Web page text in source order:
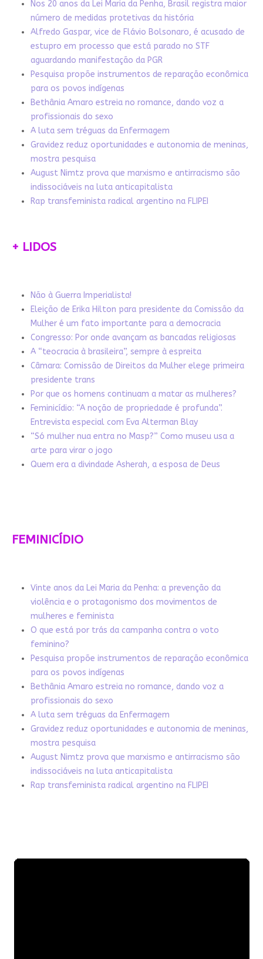
Nos 20 anos da Lei Maria da Penha, Brasil registra maior
número de medidas protetivas da história
Alfredo Gaspar, vice de Flávio Bolsonaro, é acusado de
estupro em processo que está parado no STF
aguardando manifestação da PGR
Pesquisa propõe instrumentos de reparação econômica
para os povos indígenas
Bethânia Amaro estreia no romance, dando voz a
profissionais do sexo
A luta sem tréguas da Enfermagem
Gravidez reduz oportunidades e autonomia de meninas,
mostra pesquisa
August Nimtz prova que marxismo e antirracismo são
indissociáveis na luta anticapitalista
Rap transfeminista radical argentino na FLIPEI
+ LIDOS
Não à Guerra Imperialista!
Eleição de Erika Hilton para presidente da Comissão da
Mulher é um fato importante para a democracia
Congresso: Por onde avançam as bancadas religiosas
A “teocracia à brasileira”, sempre à espreita
Câmara: Comissão de Direitos da Mulher elege primeira
presidente trans
Por que os homens continuam a matar as mulheres?
Feminicídio: “A noção de propriedade é profunda”.
Entrevista especial com Eva Alterman Blay
“Só mulher nua entra no Masp?” Como museu usa a
arte para virar o jogo
Quem era a divindade Asherah, a esposa de Deus
FEMINICÍDIO
Vinte anos da Lei Maria da Penha: a prevenção da
violência e o protagonismo dos movimentos de
mulheres e feminista
O que está por trás da campanha contra o voto
feminino?
Pesquisa propõe instrumentos de reparação econômica
para os povos indígenas
Bethânia Amaro estreia no romance, dando voz a
profissionais do sexo
A luta sem tréguas da Enfermagem
Gravidez reduz oportunidades e autonomia de meninas,
mostra pesquisa
August Nimtz prova que marxismo e antirracismo são
indissociáveis na luta anticapitalista
Rap transfeminista radical argentino na FLIPEI